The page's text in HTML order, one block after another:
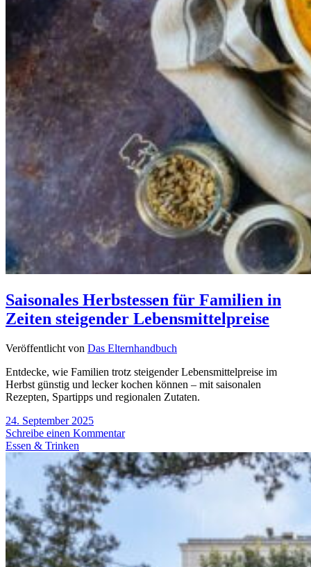
Saisonales Herbstessen für Familien in
Zeiten steigender Lebensmittelpreise
Veröffentlicht von Das Elternhandbuch
Entdecke, wie Familien trotz steigender Lebensmittelpreise im
Herbst günstig und lecker kochen können – mit saisonalen
Rezepten, Spartipps und regionalen Zutaten.
24. September 2025
Schreibe einen Kommentar
Essen & Trinken